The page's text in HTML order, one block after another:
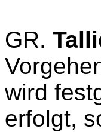
GR.
wird
erfolgt,